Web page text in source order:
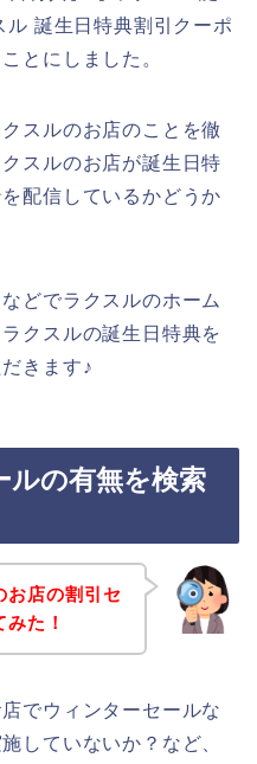
ル 誕生日特典割引クーポ
とにしました。
スルのお店のことを徹
スルのお店が誕生日特
配信しているかどうか
どでラクスルのホーム
クスルの誕生日特典を
きます♪
ルの有無を検索
お店の割引セ
た！
でウィンターセールな
していないか？など、